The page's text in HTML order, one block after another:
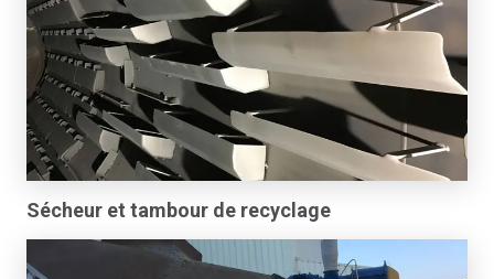
Sécheur et tambour de recyclage